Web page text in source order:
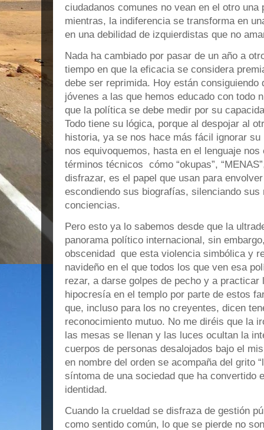
ciudadanos comunes no vean en el otro
mientras, la indiferencia se transforma en
en una debilidad de izquierdistas que no
Nada ha cambiado por pasar de un año a
tiempo en que la eficacia se considera
debe ser reprimida. Hoy están consiguiendo
jóvenes a las que hemos educado con todo
que la política se debe medir por su
Todo tiene su lógica, porque al despojar al
historia, ya se nos hace más fácil ignorar
nos equivoquemos, hasta en el lenguaje
términos técnicos cómo “okupas”,
disfrazar, es el papel que usan para
escondiendo sus biografías, silenciando
conciencias.
Pero esto ya lo sabemos desde que la
panorama político internacional, sin
obscenidad que esta violencia simbólica y
navideño en el que todos los que ven esa
rezar, a darse golpes de pecho y a
hipocresía en el templo por parte de estos
que, incluso para los no creyentes, dicen
reconocimiento mutuo. No me diréis que la
las mesas se llenan y las luces ocultan la
cuerpos de personas desalojados bajo el
en nombre del orden se acompaña del grito
síntoma de una sociedad que ha convertido
identidad.
Cuando la crueldad se disfraza de gestión
como sentido común, lo que se pierde no